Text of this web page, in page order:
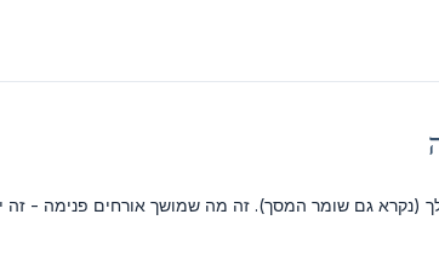
(נקרא גם שומר המסך). זה מה שמושך אורחים פנימה - זה